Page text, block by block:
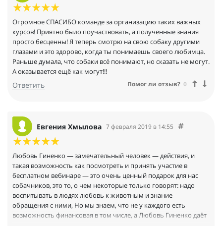
Огромное СПАСИБО команде за организацию таких важных
курсов! Приятно было поучаствовать, а полученные знания
просто бесценны! Я теперь смотрю на свою собаку другими
глазами и это здорово, когда ты понимаешь своего любимца.
Раньше думала, что собаки всё понимают, но сказать не могут.
А оказывается ещё как могут!!!
Ответить Помог ли отзыв? 0
Евгения Хмылова 7 февраля 2019 в 14:55
Любовь Гиненко — замечательный человек — действия, и
такая возможность как посмотреть и принять участие в
бесплатном вебинаре — это очень ценный подарок для нас
собачников, это то, о чем некоторые только говорят: надо
воспитывать в людях любовь к животным и знание
обращения с ними, Но мы знаем, что не у каждого есть
возможность финансовая в том числе, а Любовь Гиненко даёт